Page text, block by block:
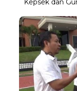
Kepsek dan